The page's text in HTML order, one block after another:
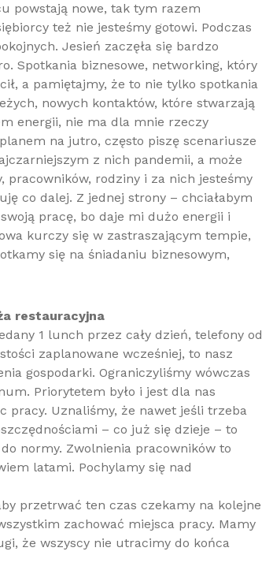
powstają nowe, tak tym razem
też nie jesteśmy gotowi. Podczas
Jesień zaczęła się bardzo
Spotkania biznesowe, networking, który
a pamiętajmy, że to nie tylko spotkania
nowych kontaktów, które stwarzają
energii, nie ma dla mnie rzeczy
na jutro, często piszę scenariusze
z nich pandemii, a może
pracowników, rodziny i za nich jesteśmy
co dalej. Z jednej strony – chciałabym
pracę, bo daje mi dużo energii i
kurczy się w zastraszającym tempie,
się na śniadaniu biznesowym,
restauracyjna
1 lunch przez cały dzień, telefony od
zaplanowane wcześniej, to nasz
gospodarki. Ograniczyliśmy wówczas
Priorytetem było i jest dla nas
Uznaliśmy, że nawet jeśli trzeba
– co już się dzieje – to
normy. Zwolnienia pracowników to
latami. Pochylamy się nad
przetrwać ten czas czekamy na kolejne
zachować miejsca pracy. Mamy
że wszyscy nie utracimy do końca